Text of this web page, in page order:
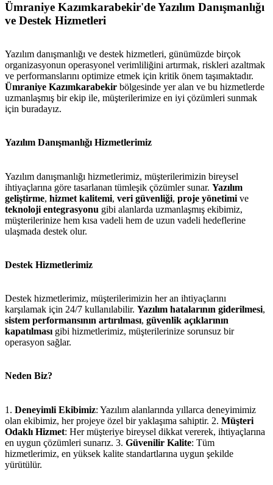
Ümraniye Kazımkarabekir'de Yazılım Danışmanlığı
ve Destek Hizmetleri
Yazılım danışmanlığı ve destek hizmetleri, günümüzde birçok
organizasyonun operasyonel verimliliğini artırmak, riskleri azaltmak
ve performanslarını optimize etmek için kritik önem taşımaktadır.
Ümraniye Kazımkarabekir bölgesinde yer alan ve bu hizmetlerde
uzmanlaşmış bir ekip ile, müşterilerimize en iyi çözümleri sunmak
için buradayız.
Yazılım Danışmanlığı Hizmetlerimiz
Yazılım danışmanlığı hizmetlerimiz, müşterilerimizin bireysel
ihtiyaçlarına göre tasarlanan tümleşik çözümler sunar. Yazılım
geliştirme, hizmet kalitemi, veri güvenliği, proje yönetimi ve
teknoloji entegrasyonu gibi alanlarda uzmanlaşmış ekibimiz,
müşterilerinize hem kısa vadeli hem de uzun vadeli hedeflerine
ulaşmada destek olur.
Destek Hizmetlerimiz
Destek hizmetlerimiz, müşterilerimizin her an ihtiyaçlarını
karşılamak için 24/7 kullanılabilir. Yazılım hatalarının giderilmesi,
sistem performansının artırılması, güvenlik açıklarının
kapatılması gibi hizmetlerimiz, müşterilerinize sorunsuz bir
operasyon sağlar.
Neden Biz?
1. Deneyimli Ekibimiz: Yazılım alanlarında yıllarca deneyimimiz
olan ekibimiz, her projeye özel bir yaklaşıma sahiptir. 2. Müşteri
Odaklı Hizmet: Her müşteriye bireysel dikkat vererek, ihtiyaçlarına
en uygun çözümleri sunarız. 3. Güvenilir Kalite: Tüm
hizmetlerimiz, en yüksek kalite standartlarına uygun şekilde
yürütülür.